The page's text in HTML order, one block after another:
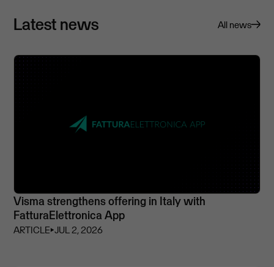
Latest news All news
Visma strengthens offering in Italy with
FatturaElettronica App
ARTICLE⏵JUL 2, 2026